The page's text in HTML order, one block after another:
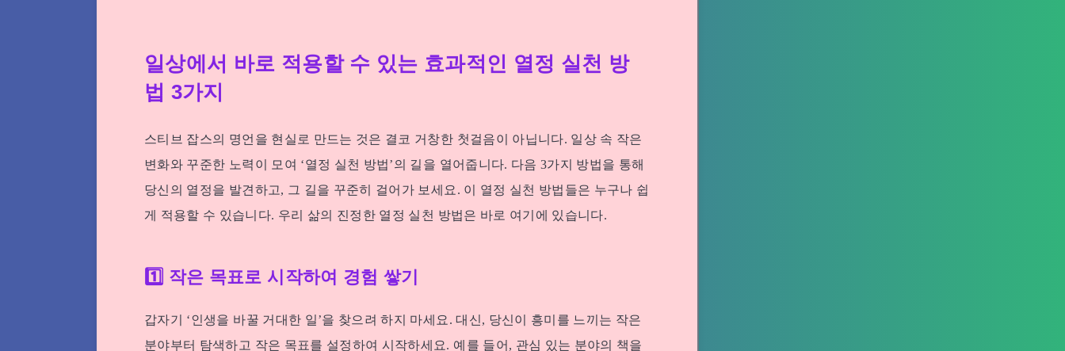
일상에서 바로 적용할 수 있는 효과적인 열정 실천 방
법 3가지
스티브 잡스의 명언을 현실로 만드는 것은 결코 거창한 첫걸음이 아닙니다. 일상 속 작은
변화와 꾸준한 노력이 모여 ‘열정 실천 방법’의 길을 열어줍니다. 다음 3가지 방법을 통해
당신의 열정을 발견하고, 그 길을 꾸준히 걸어가 보세요. 이 열정 실천 방법들은 누구나 쉽
게 적용할 수 있습니다. 우리 삶의 진정한 열정 실천 방법은 바로 여기에 있습니다.
1️⃣ 작은 목표로 시작하여 경험 쌓기
갑자기 ‘인생을 바꿀 거대한 일’을 찾으려 하지 마세요. 대신, 당신이 흥미를 느끼는 작은
분야부터 탐색하고 작은 목표를 설정하여 시작하세요. 예를 들어, 관심 있는 분야의 책을